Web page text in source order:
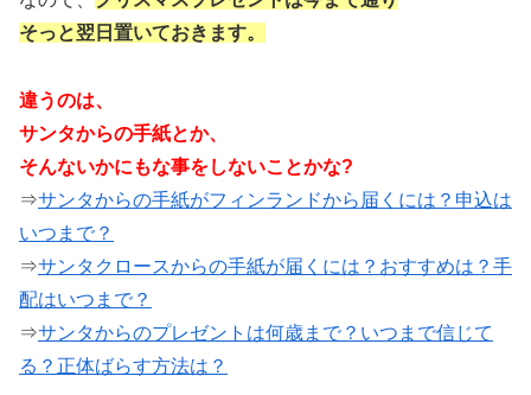
そっと翌日置いておきます。
違うのは、
サンタからの手紙とか、
そんないかにもな事をしないことかな?
⇒サンタからの手紙がフィンランドから届くには？申込は
いつまで？
⇒サンタクロースからの手紙が届くには？おすすめは？手
配はいつまで？
⇒サンタからのプレゼントは何歳まで？いつまで信じて
る？正体ばらす方法は？